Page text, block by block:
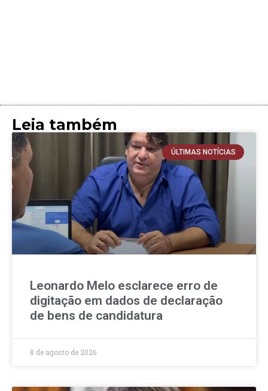
Leia também
ÚLTIMAS NOTÍCIAS
Leonardo Melo esclarece erro de
digitação em dados de declaração
de bens de candidatura
8 de agosto de 2026